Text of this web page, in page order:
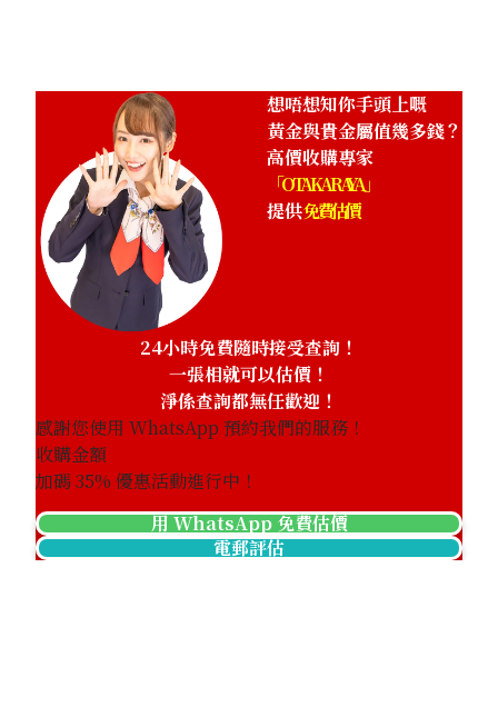
想唔想知你手頭上嘅
黃金與貴金屬值幾多錢？
高價收購專家
「OTAKARAYA」
提供免費估價
24小時免費隨時接受查詢！
一張相就可以估價！
淨係查詢都無任歡迎！
感謝您使用 WhatsApp 預約我們的服務！
收購金額
加碼35% 優惠活動進行中！
用 WhatsApp 免費估價
電郵評估